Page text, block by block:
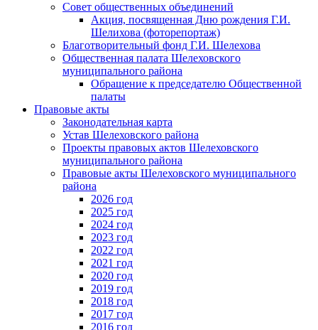
Совет общественных объединений
Акция, посвященная Дню рождения Г.И.
Шелихова (фоторепортаж)
Благотворительный фонд Г.И. Шелехова
Общественная палата Шелеховского
муниципального района
Обращение к председателю Общественной
палаты
Правовые акты
Законодательная карта
Устав Шелеховского района
Проекты правовых актов Шелеховского
муниципального района
Правовые акты Шелеховского муниципального
района
2026 год
2025 год
2024 год
2023 год
2022 год
2021 год
2020 год
2019 год
2018 год
2017 год
2016 год